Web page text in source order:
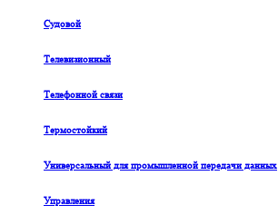
Судовой
Телевизионный
Телефонной связи
Термостойкий
Универсальный для промышленной передачи данных
Управления